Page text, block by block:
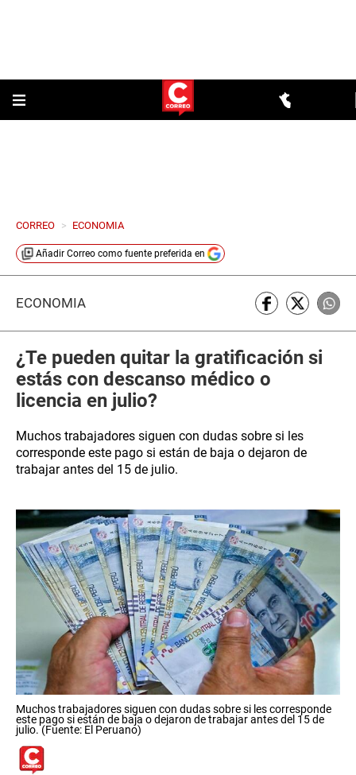
CORREO > ECONOMIA
Añadir Correo como fuente preferida en
ECONOMÍA
¿Te pueden quitar la gratificación si
estás con descanso médico o
licencia en julio?
Muchos trabajadores siguen con dudas sobre si les
corresponde este pago si están de baja o dejaron de
trabajar antes del 15 de julio.
Muchos trabajadores siguen con dudas sobre si les corresponde
este pago si están de baja o dejaron de trabajar antes del 15 de
julio. (Fuente: El Peruano)